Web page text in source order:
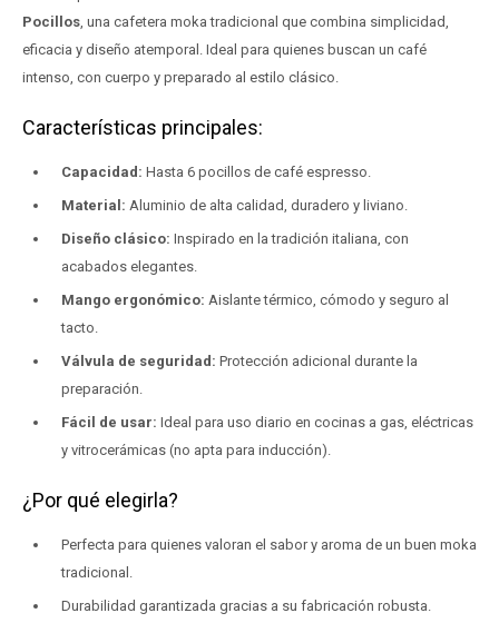
Pocillos, una cafetera moka tradicional que combina simplicidad,
eficacia y diseño atemporal. Ideal para quienes buscan un café
intenso, con cuerpo y preparado al estilo clásico.
Características principales:
Capacidad: Hasta 6 pocillos de café espresso.
Material: Aluminio de alta calidad, duradero y liviano.
Diseño clásico: Inspirado en la tradición italiana, con
acabados elegantes.
Mango ergonómico: Aislante térmico, cómodo y seguro al
tacto.
Válvula de seguridad: Protección adicional durante la
preparación.
Fácil de usar: Ideal para uso diario en cocinas a gas, eléctricas
y vitrocerámicas (no apta para inducción).
¿Por qué elegirla?
Perfecta para quienes valoran el sabor y aroma de un buen moka
tradicional.
Durabilidad garantizada gracias a su fabricación robusta.